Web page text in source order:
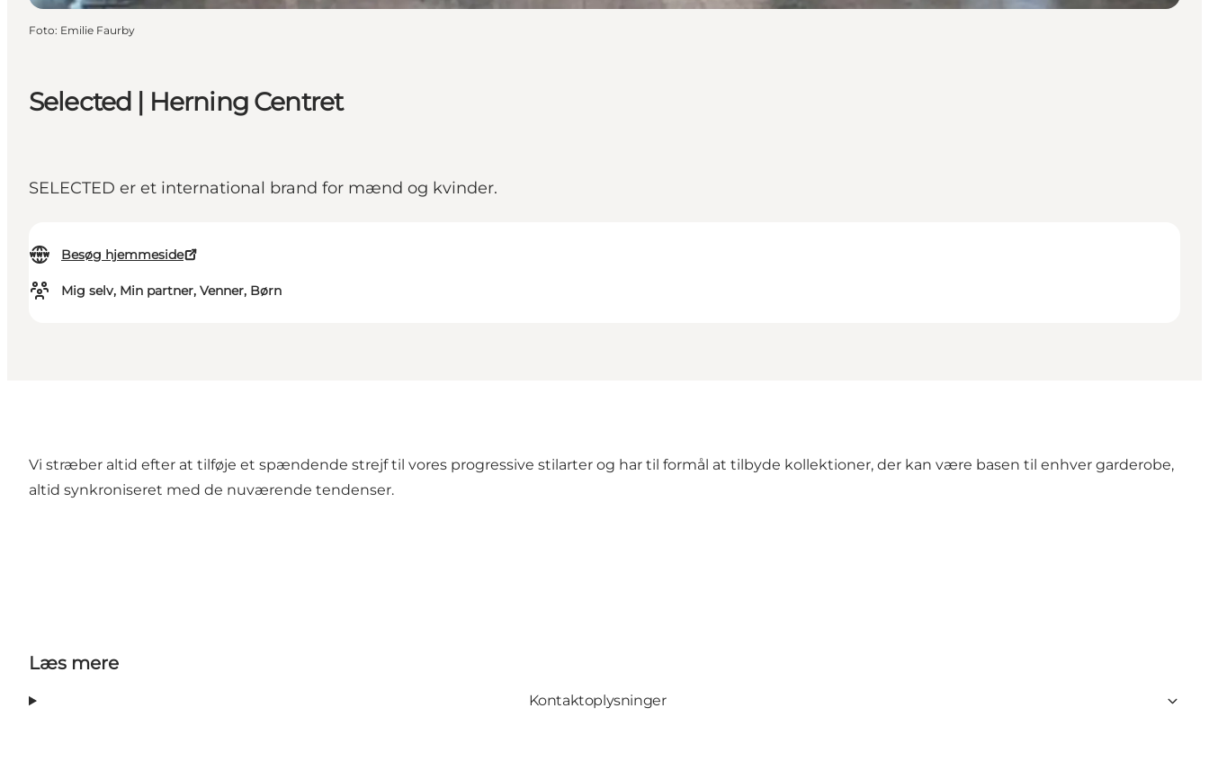
Selected | Herning Centret
SELECTED er et international brand for mænd og kvinder.
Besøg hjemmeside
Mig selv, Min partner, Venner, Børn
Foto: Emilie Faurby
Vi stræber altid efter at tilføje et spændende strejf til vores progressive stilarter og har til formål at tilbyde kollektioner, der kan være basen til enhver garderobe,
altid synkroniseret med de nuværende tendenser.
Læs mere
Kontaktoplysninger